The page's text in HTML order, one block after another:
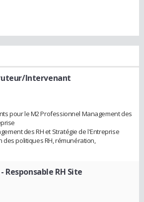
Intervenant
pour le M2 Professionnel Management des
des RH et Stratégie de l'Entreprise
des politiques RH, rémunération,
- Responsable RH Site